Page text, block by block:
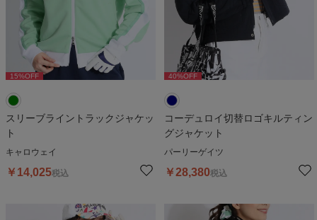
15%OFF
スリーブライントラックジャケッ
ト
キャロウェイ
￥ 14,025税込
40%OFF
コーデュロイ切替ロゴキルティン
グジャケット
パーリーゲイツ
￥28,380税込